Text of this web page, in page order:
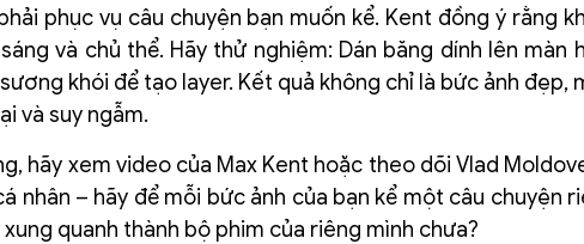
phục vụ câu chuyện bạn muốn kể. Kent đồng ý rằng
và chủ thể. Hãy thử nghiệm: Dán băng dính lên màn
khói để tạo layer. Kết quả không chỉ là bức ảnh đẹp,
và suy ngẫm.
hãy xem video của Max Kent hoặc theo dõi Vlad
nhân – hãy để mỗi bức ảnh của bạn kể một câu chuyện
quanh thành bộ phim của riêng mình chưa?